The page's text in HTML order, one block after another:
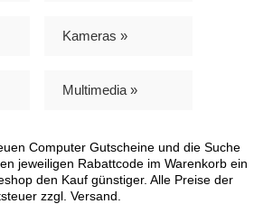
Kameras »
Multimedia »
Computer Gutscheine und die Suche
jeweiligen Rabattcode im Warenkorb ein
den Kauf günstiger. Alle Preise der
zzgl. Versand.